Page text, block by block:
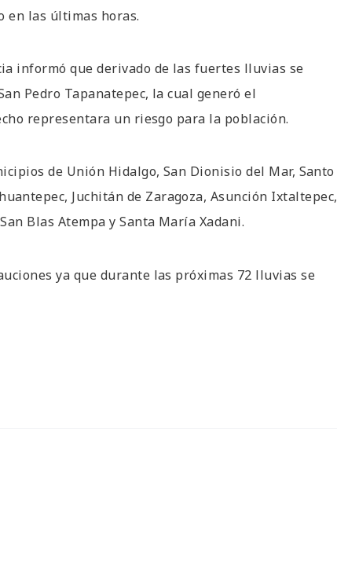
en las últimas horas.
informó que derivado de las fuertes lluvias se
Pedro Tapanatepec, la cual generó el
representara un riesgo para la población.
de Unión Hidalgo, San Dionisio del Mar, Santo
Juchitán de Zaragoza, Asunción Ixtaltepec,
Blas Atempa y Santa María Xadani.
ya que durante las próximas 72 lluvias se